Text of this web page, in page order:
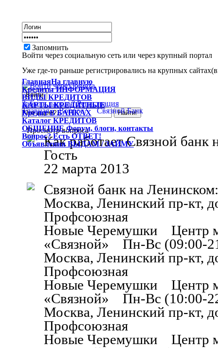
Запомнить
Войти через социальную сеть или через крупный портал
Уже где-то раньше регистрировались на крупных
Забыли пароль? Регистрация
ГлавнаяНа главную
КредитыИНФОРМАЦИЯ
ВИДЫКРЕДИТОВ
КАРТЫКРЕДИТНЫЕ
КредитВ БАНКАХ
КаталогКРЕДИТОВ
ОБЩЕНИЕФорум, блоги, контакты
Вопрос?Есть ОТВЕТ!
ОбъявленияВЫДАМ / ЗАЙМУ
Главная Вопрос? Связной Банк
Просмотр вопроса
Как работает Связной банк
Гость
22 марта 2013
Связной банк на Ленинском:
Москва, Ленинский пр-
Профсоюзная
Новые Черемушки Центр
«Связной» Пн-Вс (09:00-
Москва, Ленинский пр-кт,
Профсоюзная
Новые Черемушки Центр
«Связной» Пн-Вс (10:00-
Москва, Ленинский пр-кт,
Профсоюзная
Новые Черемушки Центр